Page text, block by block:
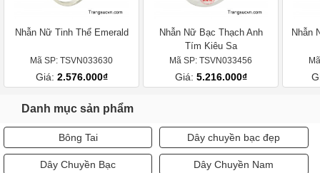
Nhẫn Nữ Tinh Thể Emerald
Mã SP: TSVN033630
Giá: 2.576.000₫
Nhẫn Nữ Bạc Thạch Anh
Tím Kiêu Sa
Mã SP: TSVN033456
Giá: 5.216.000₫
Nhẫn
Danh mục sản phẩm
Bông Tai Dây chuyền bạc đẹp
Dây Chuyền Bạc Dây Chuyền Nam